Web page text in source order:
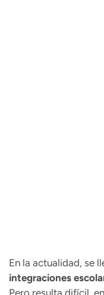
En la actualidad, se
integraciones
Pero resulta difícil,